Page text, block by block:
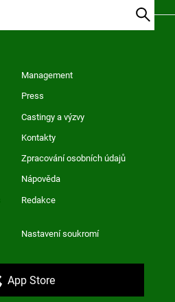
Management
Press
Castingy a výzvy
Kontakty
Zpracování osobních údajů
Nápověda
Redakce
Nastavení soukromí
App Store